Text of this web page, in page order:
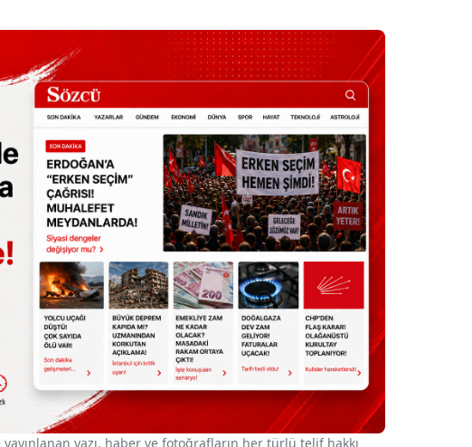
yazı, haber ve fotoğrafların her türlü telif hakkı